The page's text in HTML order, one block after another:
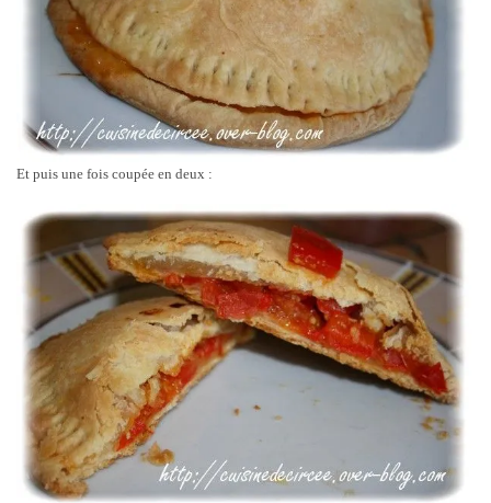
Et puis une fois coupée en deux :